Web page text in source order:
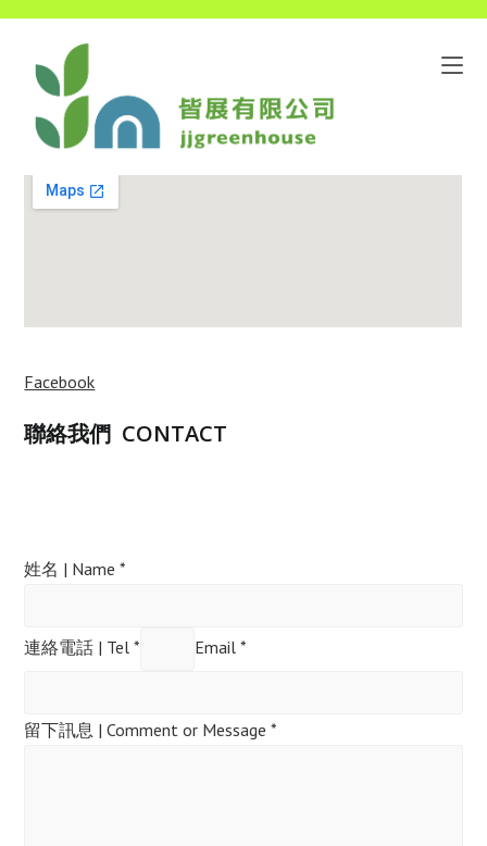
Facebook
聯絡我們 CONTACT
姓名 | Name *
連絡電話 | Tel * Email *
留下訊息 | Comment or Message *